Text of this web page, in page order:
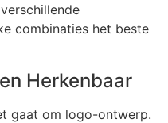
combinaties het beste
Herkenbaar
gaat om logo-ontwerp.